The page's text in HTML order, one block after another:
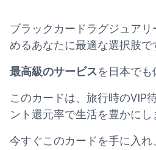
ブラックカードラグジュア
めるあなたに最適な選択肢で
最高級のサービスを日本でも
このカードは、旅行時のVIP
ント還元率で生活を豊かにし
今すぐこのカードを手に入れ